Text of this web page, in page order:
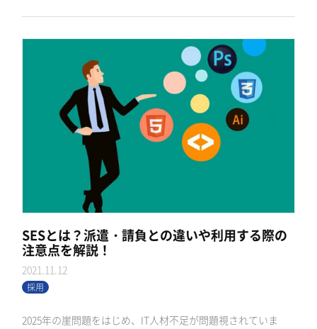
SESとは？派遣・請負との違いや利用する際の
注意点を解説！
2021.11.12
採用
2025年の崖問題をはじめ、IT人材不足が問題視されていま